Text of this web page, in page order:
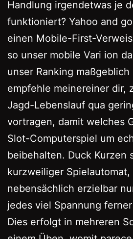
Handlung irgendetwas je
funktioniert? Yahoo and
einen Mobile-First-
so unser mobile Vari ion
unser Ranking
empfehle meinereiner dir,
Jagd-Lebenslauf qua
vortragen, damit welches
Slot-Computerspiel um
beibehalten. Duck Kurzen
kurzweiliger Spielautomat,
nebensächlich erzielbar
jedes viel Spannung
Dies erfolgt in mehreren